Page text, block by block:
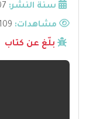
سنة النشر:
مشاهدات:
بلّغ عن كتاب